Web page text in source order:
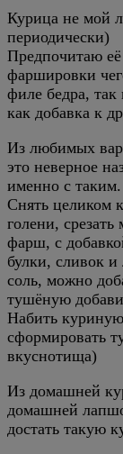
Курица не мой
периодически)
Предпочитаю
фаршировки
филе бедра,
как добавка к
Из любимых
это неверное
именно с таким.
Снять целиком
голени, срезать
фарш, с
булки, сливок
соль, можно
тушёную
Набить
сформировать
вкуснотища)
Из домашней
домашней
достать такую